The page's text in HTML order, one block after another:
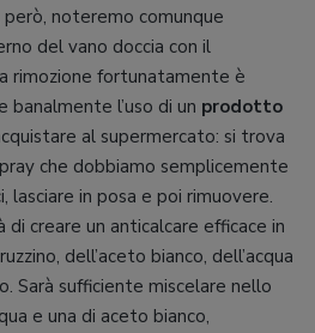
noteremo comunque
del vano doccia con il
rimozione fortunatamente è
l’uso di un prodotto
al supermercato: si trova
che dobbiamo semplicemente
lasciare in posa e poi rimuovere.
di creare un anticalcare efficace in
dell’aceto bianco, dell’acqua
Sarà sufficiente miscelare nello
e una di aceto bianco,